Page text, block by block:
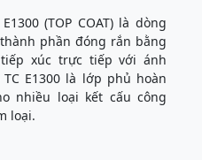
(TOP COAT) là dòng
phần đóng rắn bằng
tiếp xúc trực tiếp với ánh
E1300 là lớp phủ hoàn
nhiều loại kết cấu công
loại.